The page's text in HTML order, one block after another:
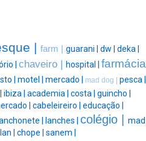
| farm | guarani | dw | deka |
| chaveiro | hospital | farmácia
| motel | mercado | mad dog | pesca |
ibiza | academia | costa | guincho |
| cabeleireiro | educação |
| lanches | colégio |
mad
lan | chope | sanem |